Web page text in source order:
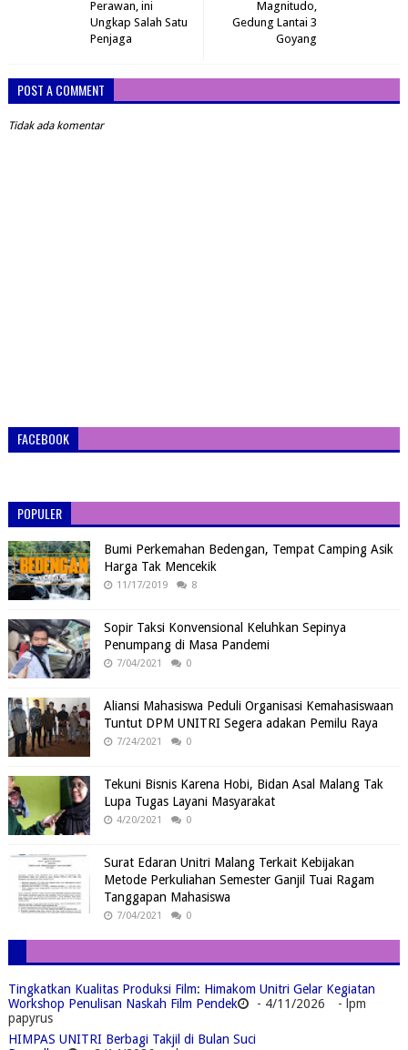
Magnitudo,
Gedung Lantai 3
Goyang
Perawan, ini
Ungkap Salah Satu
Penjaga
POST A COMMENT
Tidak ada komentar
FACEBOOK
POPULER
Bumi Perkemahan Bedengan, Tempat Camping Asik
Harga Tak Mencekik
11/17/2019 8
Sopir Taksi Konvensional Keluhkan Sepinya
Penumpang di Masa Pandemi
7/04/2021 0
Aliansi Mahasiswa Peduli Organisasi Kemahasiswaan
Tuntut DPM UNITRI Segera adakan Pemilu Raya
7/24/2021 0
Tekuni Bisnis Karena Hobi, Bidan Asal Malang Tak
Lupa Tugas Layani Masyarakat
4/20/2021 0
Surat Edaran Unitri Malang Terkait Kebijakan
Metode Perkuliahan Semester Ganjil Tuai Ragam
Tanggapan Mahasiswa
7/04/2021 0
Tingkatkan Kualitas Produksi Film: Himakom Unitri Gelar Kegiatan
Workshop Penulisan Naskah Film Pendek
- 4/11/2026
- lpm
papyrus
HIMPAS UNITRI Berbagi Takjil di Bulan Suci